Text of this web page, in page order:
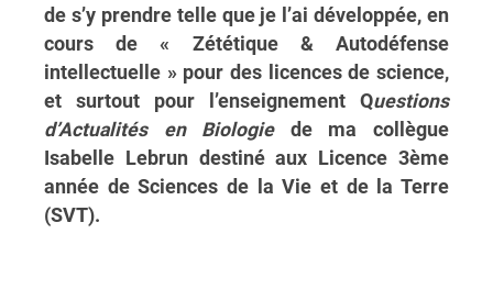
de s’y prendre telle que je l’ai développée, en
cours de « Zététique & Autodéfense
intellectuelle » pour des licences de science,
et surtout pour l’enseignement Questions
d’Actualités en Biologiede ma collègue
Isabelle Lebrun destiné aux Licence 3ème
année de Sciences de la Vie et de la Terre
(SVT).